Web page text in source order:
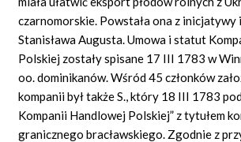
czarnomorskie. Powstała ona z
Stanisława Augusta. Umowa i statut
Polskiej zostały spisane 17 III 1783 w
oo. dominikanów. Wśród 45 członków
kompanii był także S., który 18 III 1783
Kompanii Handlowej Polskiej” z tytułem
granicznego bracławskiego. Zgodnie z